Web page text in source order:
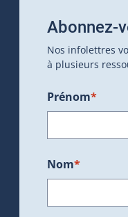
Abonnez-
Nos infolettres
à plusieurs
Prénom*
Nom*